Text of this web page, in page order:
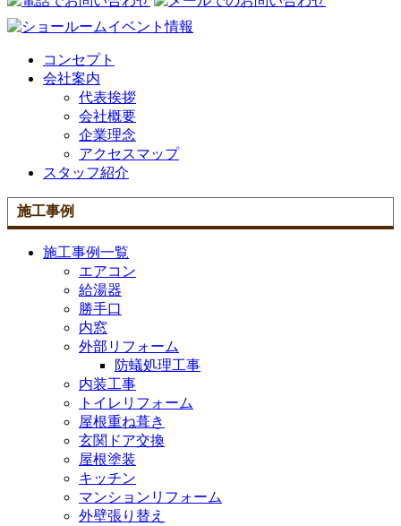
コンセプト
会社案内
代表挨拶
会社概要
企業理念
アクセスマップ
スタッフ紹介
施工事例
施工事例一覧
エアコン
給湯器
勝手口
内窓
外部リフォーム
防蟻処理工事
内装工事
トイレリフォーム
屋根重ね葺き
玄関ドア交換
屋根塗装
キッチン
マンションリフォーム
外壁張り替え